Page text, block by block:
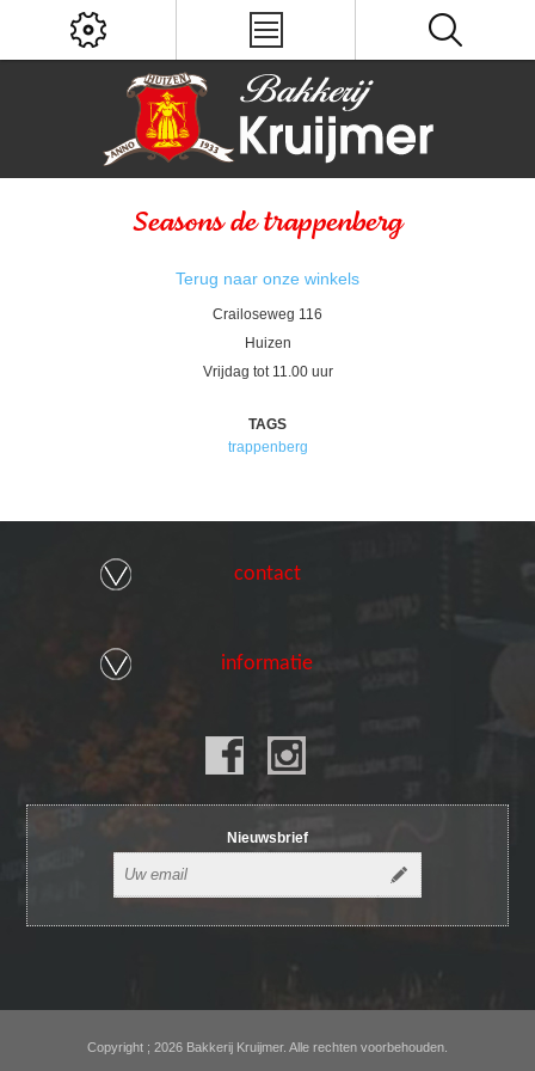
Seasons de trappenberg
Terug naar onze winkels
Crailoseweg 116
Huizen
Vrijdag tot 11.00 uur
TAGS
trappenberg
contact
informatie
Nieuwsbrief
Copyright ; 2026 Bakkerij Kruijmer. Alle rechten voorbehouden.